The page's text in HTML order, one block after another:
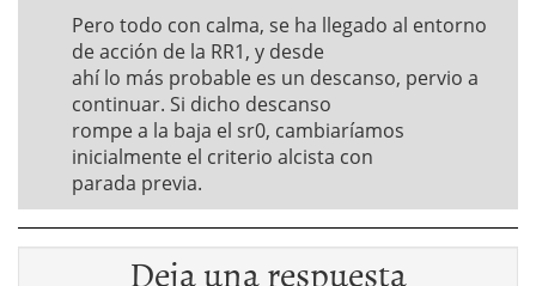
Pero todo con calma, se ha llegado al entorno
de acción de la RR1, y desde
ahí lo más probable es un descanso, pervio a
continuar. Si dicho descanso
rompe a la baja el sr0, cambiaríamos
inicialmente el criterio alcista con
parada previa.
Deja una respuesta